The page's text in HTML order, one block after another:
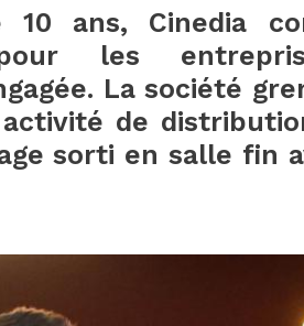
ans, Cinedia
pour les
La société
activité de
sorti en salle fin